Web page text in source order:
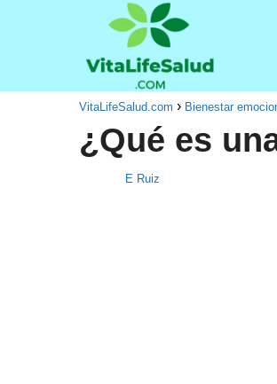
VitaLifeSalud.com Bienestar
¿Qué es
E Ruiz